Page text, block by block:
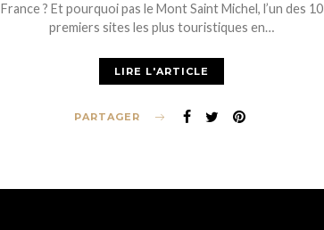
France ? Et pourquoi pas le Mont Saint Michel, l’un des 10
premiers sites les plus touristiques en…
LIRE L'ARTICLE
PARTAGER